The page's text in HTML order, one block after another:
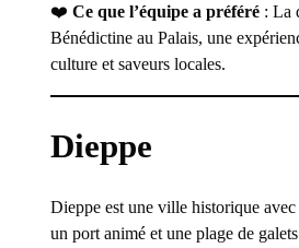
❤️Ce que l’équipe a préféré : La
Bénédictine au Palais, une
culture et saveurs locales.
Dieppe
Dieppe est une ville historique avec
un port animé et une plage de